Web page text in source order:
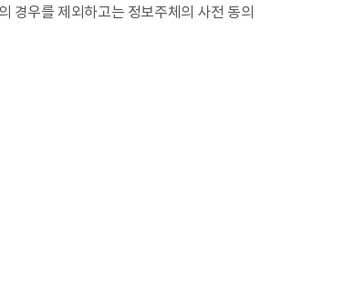
경우를 제외하고는 정보주체의 사전 동의